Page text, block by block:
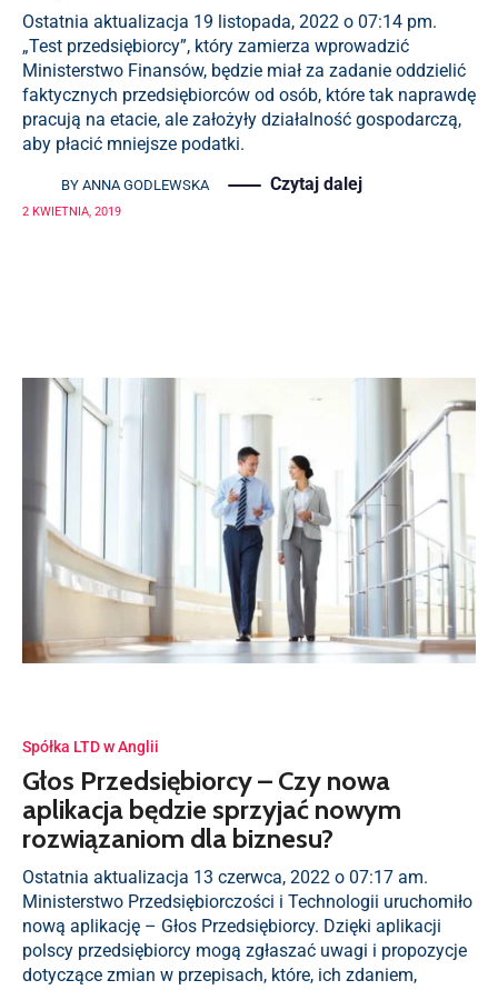
Ostatnia aktualizacja 19 listopada, 2022 o 07:14 pm.
„Test przedsiębiorcy”, który zamierza wprowadzić
Ministerstwo Finansów, będzie miał za zadanie oddzielić
faktycznych przedsiębiorców od osób, które tak naprawdę
pracują na etacie, ale założyły działalność gospodarczą,
aby płacić mniejsze podatki.
BY ANNA GODLEWSKA Czytaj dalej
2 KWIETNIA, 2019
Spółka LTD w Anglii
Głos Przedsiębiorcy – Czy nowa
aplikacja będzie sprzyjać nowym
rozwiązaniom dla biznesu?
Ostatnia aktualizacja 13 czerwca, 2022 o 07:17 am.
Ministerstwo Przedsiębiorczości i Technologii uruchomiło
nową aplikację – Głos Przedsiębiorcy. Dzięki aplikacji
polscy przedsiębiorcy mogą zgłaszać uwagi i propozycje
dotyczące zmian w przepisach, które, ich zdaniem,